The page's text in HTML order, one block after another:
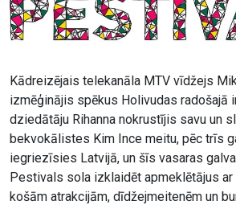
Kādreizējais telekanāla MTV vīdžejs
izmēģinājis spēkus Holivudas radošajā
dziedātāju Rihanna nokrustījis savu un
bekvokālistes Kim Ince meitu, pēc trīs
iegriezīsies Latvijā, un šīs vasaras
Pestivals sola izklaidēt apmeklētājus ar
košām atrakcijām, dīdžejmeitenēm un